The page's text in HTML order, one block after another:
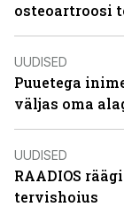
osteoartroosi
UUDISED
Puuetega
väljas oma
UUDISED
RAADIOS
tervishoius